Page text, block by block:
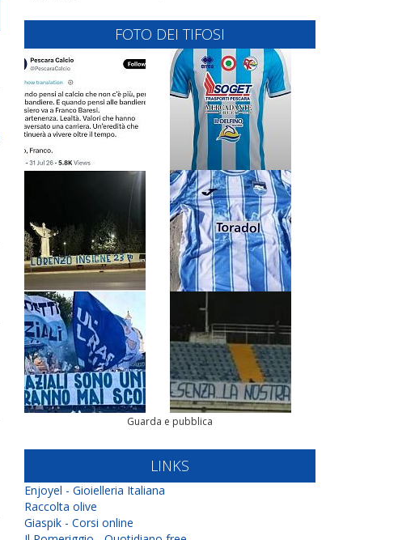
FOTO DEI TIFOSI
Guarda e pubblica
LINKS
Enjoyel - Gioielleria Italiana
Raccolta olive
Giaspik - Corsi online